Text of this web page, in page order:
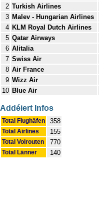
2 Turkish Airlines
3 Malev - Hungarian Airlines
4 KLM Royal Dutch Airlines
5 Qatar Airways
6 Alitalia
7 Swiss Air
8 Air France
9 Wizz Air
10 Blue Air
Addéiert Infos
Total Flughäfen 358
Total Airlines 155
Total Volrouten 770
Total Länner 140